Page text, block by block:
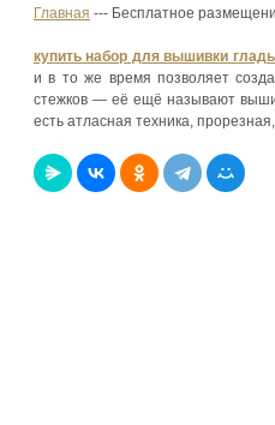
Главная --- Бесплатное
купить набор для вышивки
и в то же время позволяет
стежков — её ещё называют
есть атласная техника,